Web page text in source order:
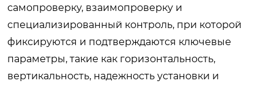
самопроверку, взаимопроверку и
специализированный контроль, при которой
фиксируются и подтверждаются ключевые
параметры, такие как горизонтальность,
вертикальность, надежность установки и